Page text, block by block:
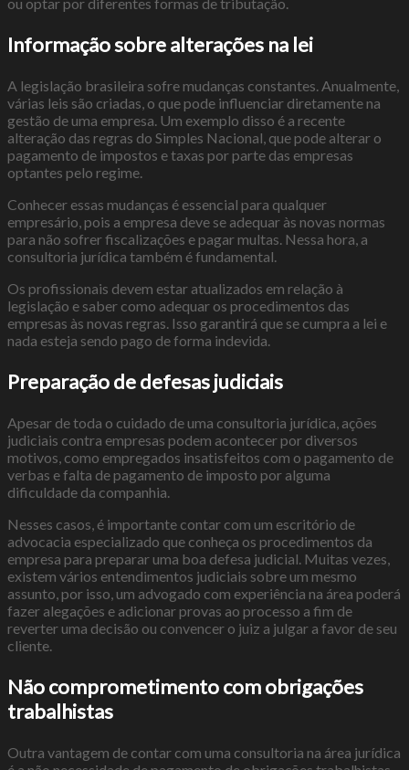
ou optar por diferentes formas de tributação.
Informação sobre alterações na lei
A legislação brasileira sofre mudanças constantes. Anualmente,
várias leis são criadas, o que pode influenciar diretamente na
gestão de uma empresa. Um exemplo disso é a recente
alteração das regras do Simples Nacional, que pode alterar o
pagamento de impostos e taxas por parte das empresas
optantes pelo regime.
Conhecer essas mudanças é essencial para qualquer
empresário, pois a empresa deve se adequar às novas normas
para não sofrer fiscalizações e pagar multas. Nessa hora, a
consultoria jurídica também é fundamental.
Os profissionais devem estar atualizados em relação à
legislação e saber como adequar os procedimentos das
empresas às novas regras. Isso garantirá que se cumpra a lei e
nada esteja sendo pago de forma indevida.
Preparação de defesas judiciais
Apesar de toda o cuidado de uma consultoria jurídica, ações
judiciais contra empresas podem acontecer por diversos
motivos, como empregados insatisfeitos com o pagamento de
verbas e falta de pagamento de imposto por alguma
dificuldade da companhia.
Nesses casos, é importante contar com um escritório de
advocacia especializado que conheça os procedimentos da
empresa para preparar uma boa defesa judicial. Muitas vezes,
existem vários entendimentos judiciais sobre um mesmo
assunto, por isso, um advogado com experiência na área poderá
fazer alegações e adicionar provas ao processo a fim de
reverter uma decisão ou convencer o juiz a julgar a favor de seu
cliente.
Não comprometimento com obrigações
trabalhistas
Outra vantagem de contar com uma consultoria na área jurídica